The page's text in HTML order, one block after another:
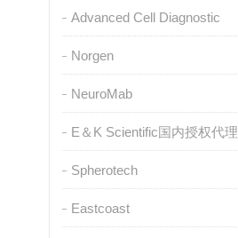
Advanced Cell Diagnostic
Norgen
NeuroMab
E＆K Scientific国内授权代理
Spherotech
Eastcoast